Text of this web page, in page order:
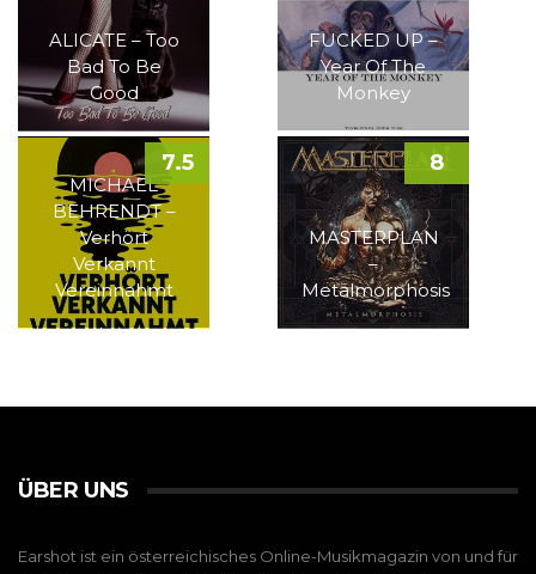
ALICATE – Too
Bad To Be
Good
FUCKED UP –
Year Of The
Monkey
MICHAEL
BEHRENDT –
Verhört
Verkannt
Vereinnahmt
7.5
MASTERPLAN
–
Metalmorphosis
8
ÜBER UNS
Earshot ist ein österreichisches Online-Musikmagazin von und für